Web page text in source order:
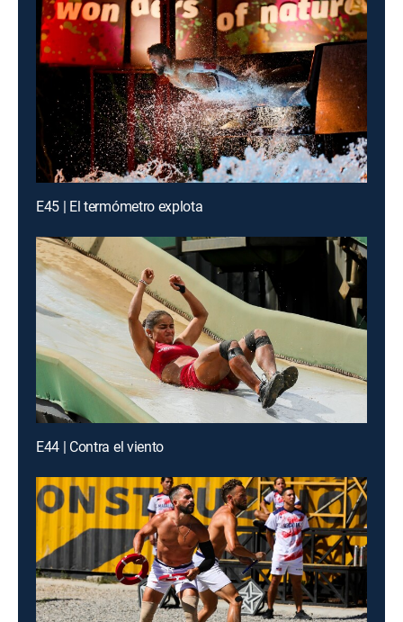
E45 | El termómetro explota
E44 | Contra el viento